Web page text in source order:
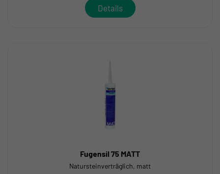
Details
Fugensil 75 MATT
Natursteinverträglich, matt